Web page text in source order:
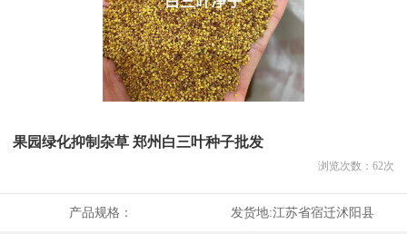
果园绿化抑制杂草 郑州白三叶种子批发
浏览次数： 62次
产品规格： 发货地:江苏省宿迁沭阳县